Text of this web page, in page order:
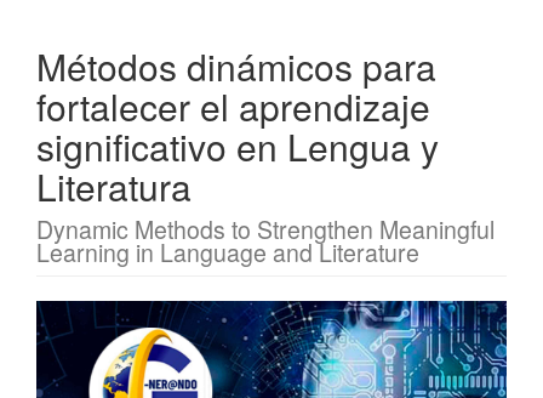
Métodos dinámicos para
fortalecer el aprendizaje
significativo en Lengua y
Literatura
Dynamic Methods to Strengthen Meaningful
Learning in Language and Literature
Barra
lateral